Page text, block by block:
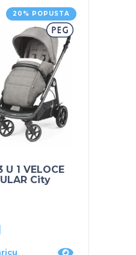
20% POPUSTA
U 1 VELOCE
City